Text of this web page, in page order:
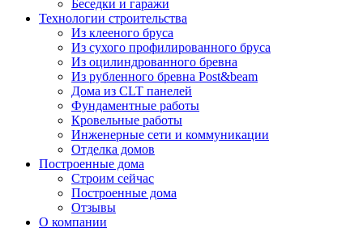
Беседки и гаражи
Технологии строительства
Из клееного бруса
Из сухого профилированного бруса
Из оцилиндрованного бревна
Из рубленного бревна Post&beam
Дома из CLT панелей
Фундаментные работы
Кровельные работы
Инженерные сети и коммуникации
Отделка домов
Построенные дома
Строим сейчас
Построенные дома
Отзывы
О компании